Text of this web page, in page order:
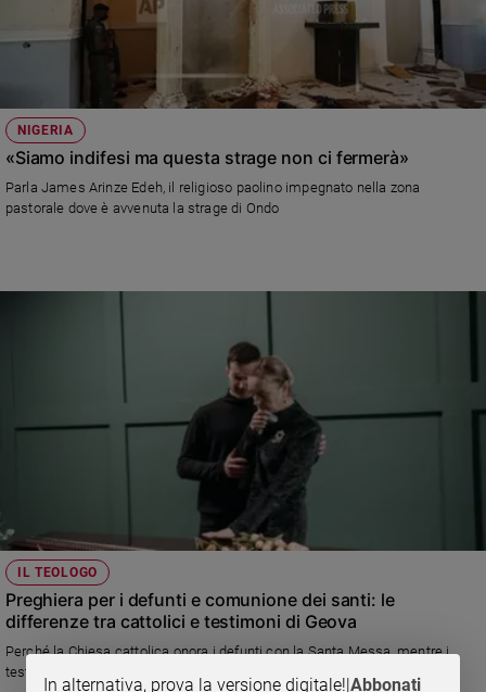
NIGERIA
«Siamo indifesi ma questa strage non ci fermerà»
Parla James Arinze Edeh, il religioso paolino impegnato nella zona
pastorale dove è avvenuta la strage di Ondo
IL TEOLOGO
Preghiera per i defunti e comunione dei santi: le
differenze tra cattolici e testimoni di Geova
Perché la Chiesa cattolica onora i defunti con la Santa Messa, mentre i
testimoni di Geova sono convinti che pregare per i morti sia inutile?
In alternativa, prova la versione digitale!|Abbonati